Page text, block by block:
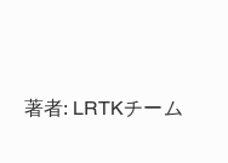
著者: LRTKチーム